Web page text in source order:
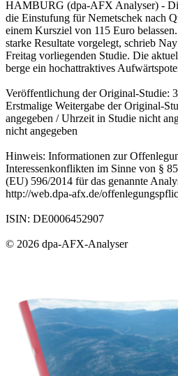
HAMBURG (dpa-AFX Analyser) -
die Einstufung für Nemetschek nach
einem Kursziel von 115 Euro
starke Resultate vorgelegt, schrieb
Freitag vorliegenden Studie. Die
berge ein hochattraktives
Veröffentlichung der Original-Studie:
Erstmalige Weitergabe der Original-
angegeben / Uhrzeit in Studie nicht
nicht angegeben
Hinweis: Informationen zur
Interessenkonflikten im Sinne von §
(EU) 596/2014 für das genannte
http://web.dpa-afx.de/
ISIN: DE0006452907
© 2026 dpa-AFX-Analyser